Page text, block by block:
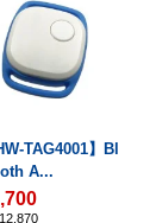
TAG4001】Bl
A...